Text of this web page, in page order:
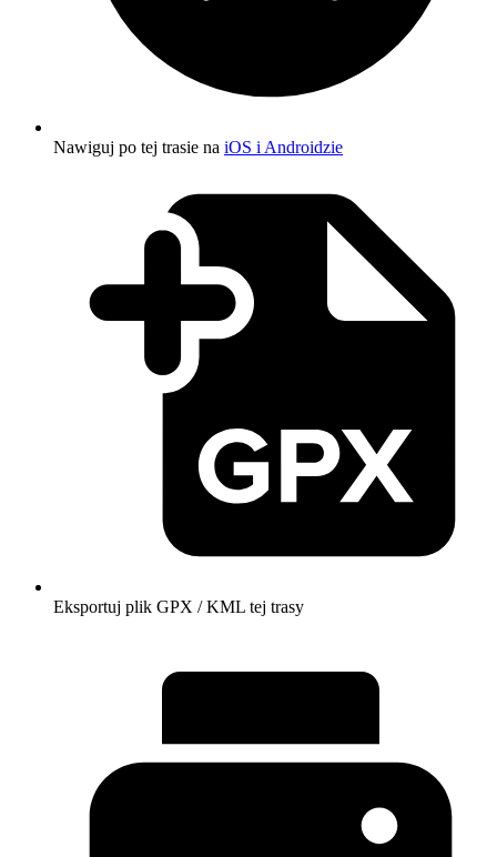
Nawiguj po tej trasie na iOS i Androidzie
Eksportuj plik GPX / KML tej trasy